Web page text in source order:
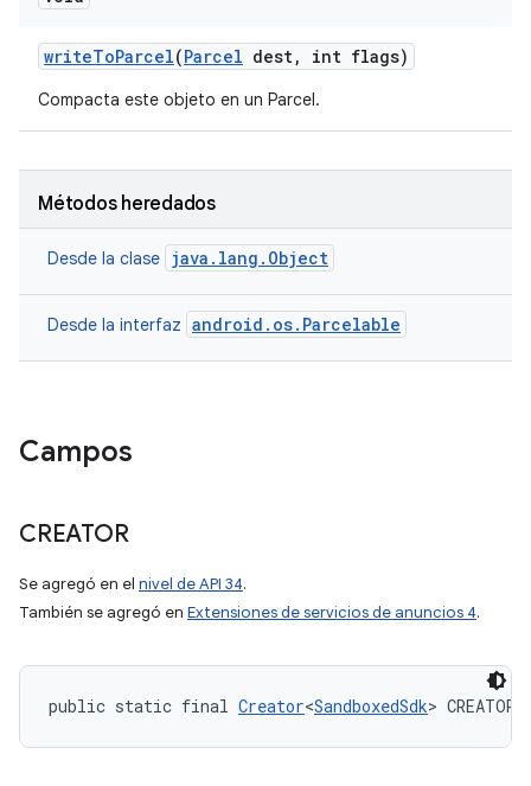
writeToParcel(Parcel dest, int flags)
Compacta este objeto en un Parcel.
Métodos heredados
Desde la clase java.lang.Object
Desde la interfaz android.os.Parcelable
Campos
CREATOR
Se agregó en el nivel de API 34.
También se agregó en Extensiones de servicios de anuncios 4.
public static final Creator<SandboxedSdk> CREATOR